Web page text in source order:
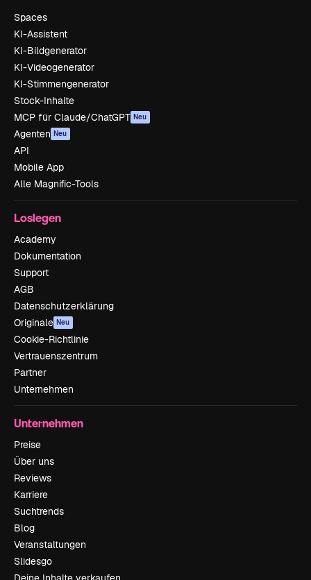
Spaces
KI-Assistent
KI-Bildgenerator
KI-Videogenerator
KI-Stimmengenerator
Stock-Inhalte
MCP für Claude/ChatGPT Neu
Agenten Neu
API
Mobile App
Alle Magnific-Tools
Loslegen
Academy
Dokumentation
Support
AGB
Datenschutzerklärung
Originale Neu
Cookie-Richtlinie
Vertrauenszentrum
Partner
Unternehmen
Unternehmen
Preise
Über uns
Reviews
Karriere
Suchtrends
Blog
Veranstaltungen
Slidesgo